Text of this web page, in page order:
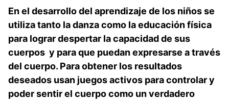
En el desarrollo del aprendizaje de los niños se
utiliza tanto la danza como la educación física
para lograr despertar la capacidad de sus
cuerpos y para que puedan expresarse a través
del cuerpo. Para obtener los resultados
deseados usan juegos activos para controlar y
poder sentir el cuerpo como un verdadero